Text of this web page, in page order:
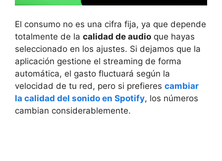
El consumo no es una cifra fija, ya que depende
totalmente de la calidad de audio que hayas
seleccionado en los ajustes. Si dejamos que la
aplicación gestione el streaming de forma
automática, el gasto fluctuará según la
velocidad de tu red, pero si prefieres cambiar
la calidad del sonido en Spotify, los números
cambian considerablemente.